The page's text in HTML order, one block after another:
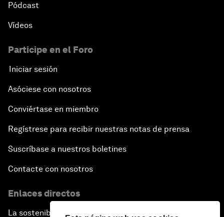
Pódcast
Vídeos
Participe en el Foro
Iniciar sesión
Asóciese con nosotros
Conviértase en miembro
Regístrese para recibir nuestras notas de prensa
Suscríbase a nuestros boletines
Contacte con nosotros
Enlaces directos
La sostenibilidad en el Foro